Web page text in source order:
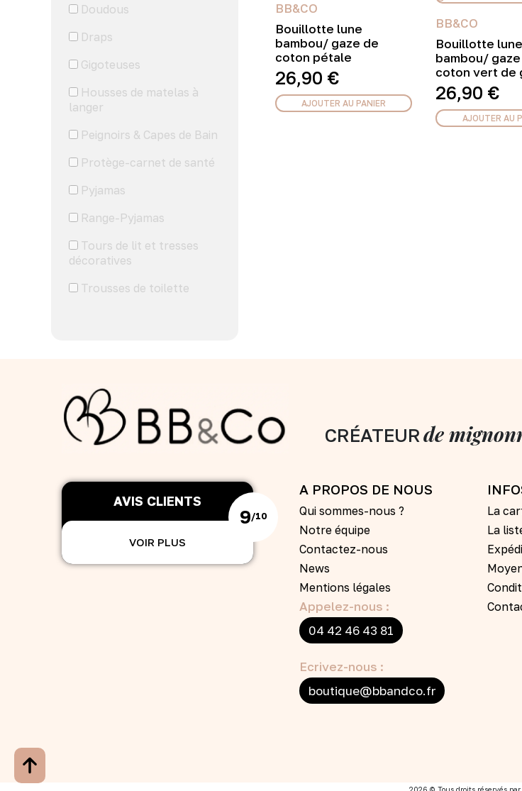
Doudous
Draps
Gigoteuses
Housses de matelas à
langer
Peignoirs & Capes de Bain
Protège-carnet de santé
Pyjamas
Range-Pyjamas
Tours de lit et tresses
décoratives
Trousses de toilette
BB&CO
Bouillotte lune
bambou/ gaze de
coton pétale
26,90 €
AJOUTER AU PANIER
BB&CO
Bouillotte lune
bambou/
coton vert de
26,90 €
AJOUTER AU
CRÉATEURde
AVIS CLIENTS
VOIR PLUS
9/10
A PROPOS DE NOUS
Qui sommes-nous ?
Notre équipe
Contactez-nous
News
Mentions légales
Appelez-nous :
04 42 46 43 81
Ecrivez-nous :
boutique@bbandco.fr
La
La